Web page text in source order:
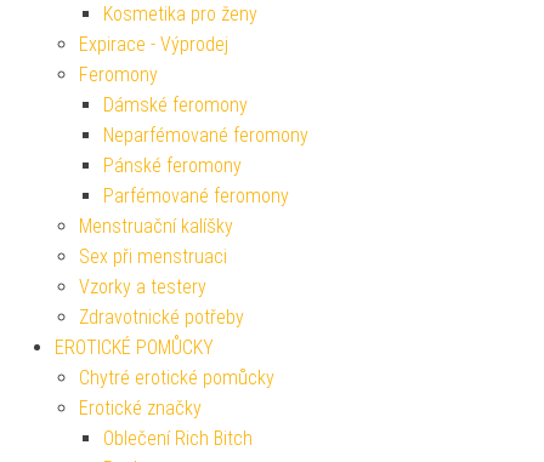
Kosmetika pro ženy
Expirace - Výprodej
Feromony
Dámské feromony
Neparfémované feromony
Pánské feromony
Parfémované feromony
Menstruační kalíšky
Sex při menstruaci
Vzorky a testery
Zdravotnické potřeby
EROTICKÉ POMŮCKY
Chytré erotické pomůcky
Erotické značky
Oblečení Rich Bitch